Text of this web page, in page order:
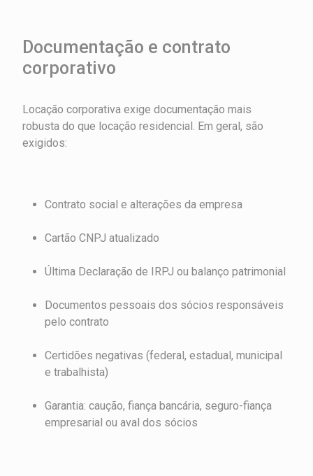
Documentação e contrato
corporativo
Locação corporativa exige documentação mais
robusta do que locação residencial. Em geral, são
exigidos:
Contrato social e alterações da empresa
Cartão CNPJ atualizado
Última Declaração de IRPJ ou balanço patrimonial
Documentos pessoais dos sócios responsáveis
pelo contrato
Certidões negativas (federal, estadual, municipal
e trabalhista)
Garantia: caução, fiança bancária, seguro-fiança
empresarial ou aval dos sócios